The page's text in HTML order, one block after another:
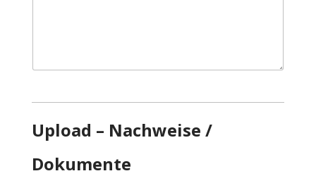
Upload – Nachweise /
Dokumente